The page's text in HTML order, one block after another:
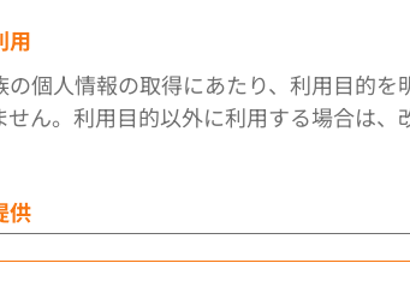
用
個人情報の取得にあたり、利用目的を
ん。利用目的以外に利用する場合は、
供
個人情報をその利用目的の範囲に沿